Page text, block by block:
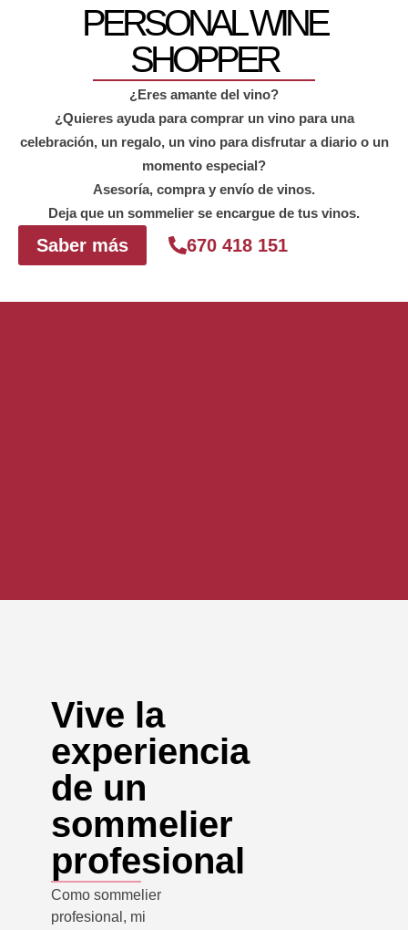
PERSONAL WINE
SHOPPER
¿Eres amante del vino?
¿Quieres ayuda para comprar un vino para una
celebración, un regalo, un vino para disfrutar a diario o un
momento especial?
Asesoría, compra y envío de vinos.
Deja que un sommelier se encargue de tus vinos.
Saber más 670 418 151
Vive la
experiencia
de un
sommelier
profesional
Como sommelier
profesional, mi